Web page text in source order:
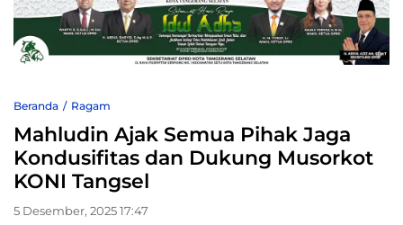
Beranda Ragam
Mahludin Ajak Semua Pihak Jaga
Kondusifitas dan Dukung Musorkot
KONI Tangsel
5 Desember, 2025 17:47